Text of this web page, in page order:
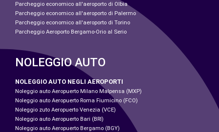
Parcheggio economico all'aeroporto di Olbia
Parcheggio economico all'aeroporto di Palermo
Parcheggio economico all'aeroporto di Torino
Parcheggio Aeroporto Bergamo-Orio al Serio
NOLEGGIO AUTO
NOLEGGIO AUTO NEGLI AEROPORTI
Noleggio auto Aeropuerto Milano Malpensa (MXP)
Noleggio auto Aeropuerto Roma Fiumicino (FCO)
Noleggio zuto Aeropuerto Venezia (VCE)
Noleggio auto Aeropuerto Bari (BRI)
Noleggio auto Aeropuerto Bergamo (BGY)